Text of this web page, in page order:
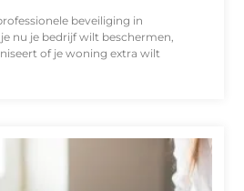
beveiliging in
nu je bedrijf wilt beschermen,
of je woning extra wilt